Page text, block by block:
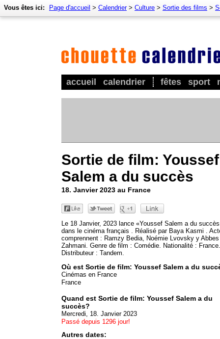
accueil calendrier fêtes sport
Vous êtes ici: Page d'accueil > Calendrier> Culture > Sortie des films >
Sortie de film: Youssef
Salem a du succès
18. Janvier 2023 au France
Le 18 Janvier, 2023 lance «Youssef Salem a du
dans le cinéma français . Réalisé par Baya Kasmi .
comprennent : Ramzy Bedia, Noémie Lvovsky y Abbes
Zahmani. Genre de film : Comédie. Nationalité : France.
Distributeur : Tandem.
Où est Sortie de film: Youssef Salem a du
Cinémas en France
France
Quand est Sortie de film: Youssef Salem a du
succès?
Mercredi, 18. Janvier 2023
Passé depuis 1296 jour!
Autres dates: